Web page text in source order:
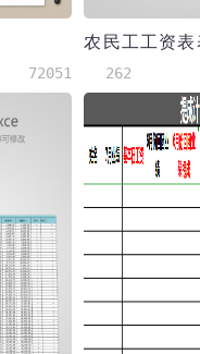
72051
农民工工资表
262